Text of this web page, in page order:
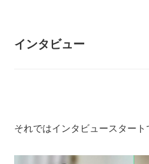
インタビュー
それではインタビュースタート